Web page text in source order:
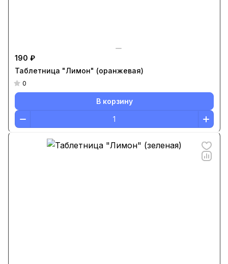
190 ₽
Таблетница "Лимон" (оранжевая)
0
В корзину